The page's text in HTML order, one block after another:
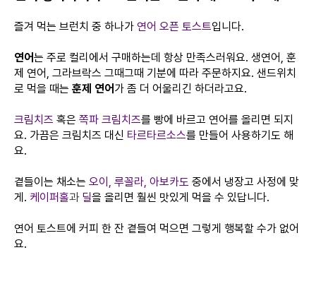
즐겨 먹는 브런치 중 하나가 연어 오픈 토스트입니다.
연어는 주로 컬리에서 구매하는데 항상 만족스러워요. 생연어, 훈
제 연어, 그라브락스 그때그때 기분에 따라 주문하지요. 샌드위치
로 먹을 때는 훈제 연어 가 좀 더 어울리긴 하더라고요.
크림치즈 혹은 쪽파 크림치즈를 빵에 바르고 연어를 올리면 되지
요. 가끔은 크림치즈 대신 타르타르소스를 만들어 사용하기도 해
요.
곁들이는 채소는 오이, 루꼴라, 아보카도 중에서 냉장고 사정에 맞
게. 케이퍼홀과딜을 올리면 훨씬 맛있게 먹을 수 있답니다.
연어 토스트에 커피 한 잔 곁들여 먹으면 그렇게 행복할 수가 없어
요.